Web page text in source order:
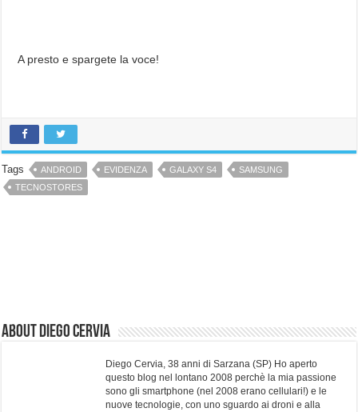
A presto e spargete la voce!
Tags ANDROID EVIDENZA GALAXY S4
SAMSUNG
TECNOSTORES
About Diego Cervia
Diego Cervia, 38 anni di Sarzana (SP) Ho aperto
questo blog nel lontano 2008 perchè la mia passione
sono gli smartphone (nel 2008 erano cellulari!) e le
nuove tecnologie, con uno sguardo ai droni e alla